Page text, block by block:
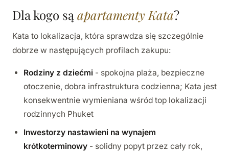
Dla kogo są apartamenty Kata?
Kata to lokalizacja, która sprawdza się szczególnie
dobrze w następujących profilach zakupu:
Rodziny z dziećmi - spokojna plaża, bezpieczne
otoczenie, dobra infrastruktura codzienna; Kata jest
konsekwentnie wymieniana wśród top lokalizacji
rodzinnych Phuket
Inwestorzy nastawieni na wynajem
krótkoterminowy - solidny popyt przez cały rok,